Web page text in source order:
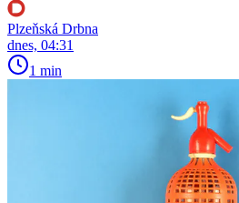
Plzeňská Drbna
dnes, 04:31
1 min